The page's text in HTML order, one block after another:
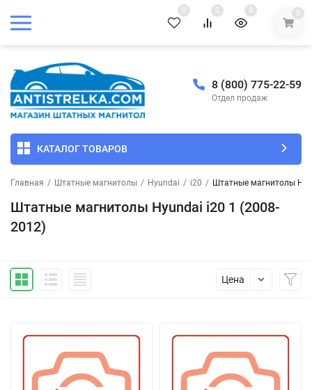
0 0 0 0
8 (800) 775-22-59
Отдел продаж
КАТАЛОГ ТОВАРОВ
Главная / Штатные магнитолы / Hyundai / i20 / Штатные магнитолы
Штатные магнитолы Hyundai i20 1 (2008-
2012)
Цена